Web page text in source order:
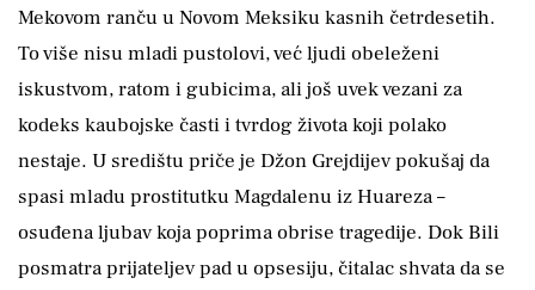
Mekovom ranču u Novom Meksiku kasnih četrdesetih.
To više nisu mladi pustolovi, već ljudi obeleženi
iskustvom, ratom i gubicima, ali još uvek vezani za
kodeks kaubojske časti i tvrdog života koji polako
nestaje. U središtu priče je Džon Grejdijev pokušaj da
spasi mladu prostitutku Magdalenu iz Huareza –
osuđena ljubav koja poprima obrise tragedije. Dok Bili
posmatra prijateljev pad u opsesiju, čitalac shvata da se